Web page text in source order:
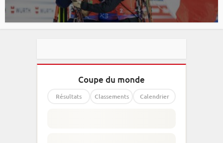
Coupe du monde
Résultats Classements Calendrier